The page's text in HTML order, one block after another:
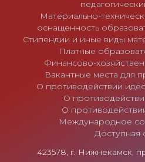
Материально-
оснащенность
Стипендии и иные виды
Платные
Финансово-
Вакантные места для
О противодействии
О
О
Международное
Доступная
423578, г. Нижнекамск,